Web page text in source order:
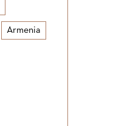
Armenia